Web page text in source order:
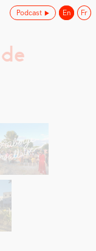
Podcast En Fr